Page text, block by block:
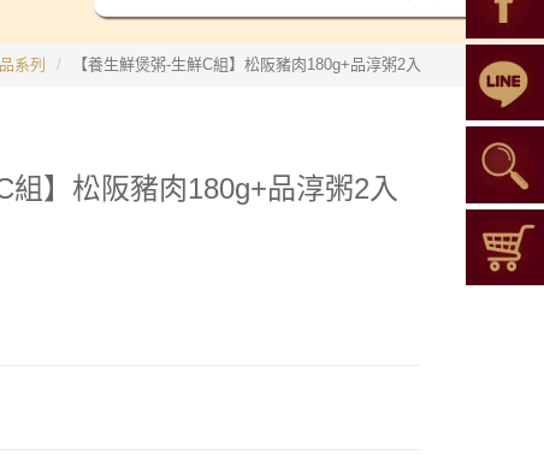
系列 【養生鮮煲粥-生鮮C組】松阪豬肉180g+品淳粥2入
組】松阪豬肉180g+品淳粥2入